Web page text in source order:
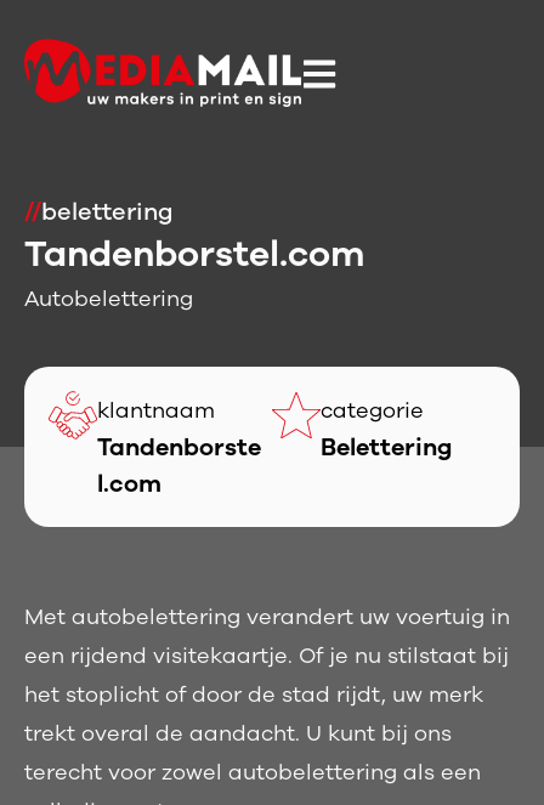
//belettering
Tandenborstel.com
Autobelettering
klantnaam
Tandenborste
l.com
categorie
Belettering
Met autobelettering verandert uw voertuig in
een rijdend visitekaartje. Of je nu stilstaat bij
het stoplicht of door de stad rijdt, uw merk
trekt overal de aandacht. U kunt bij ons
terecht voor zowel autobelettering als een